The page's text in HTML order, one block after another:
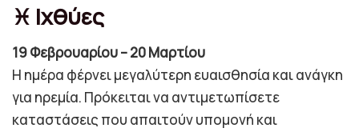
♓ Ιχθύες
19 Φεβρουαρίου – 20 Μαρτίου
Η ημέρα φέρνει μεγαλύτερη ευαισθησία και ανάγκη
για ηρεμία. Πρόκειται να αντιμετωπίσετε
καταστάσεις που απαιτούν υπομονή και